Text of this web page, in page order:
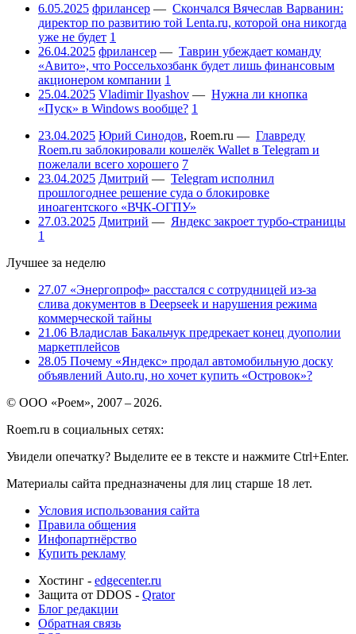
6.05.2025 фрилансер — Скончался Вячеслав Варванин:
директор по развитию той Lenta.ru, которой она никогда
уже не будет 1
26.04.2025 фрилансер — Таврин убеждает команду
«Авито», что Россельхозбанк будет лишь финансовым
акционером компании 1
25.04.2025 Vladimir Ilyashov — Нужна ли кнопка
«Пуск» в Windows вообще? 1
23.04.2025 Юрий Синодов, Roem.ru — Главреду
Roem.ru заблокировали кошелёк Wallet в Telegram и
пожелали всего хорошего 7
23.04.2025 Дмитрий — Telegram исполнил
прошлогоднее решение суда о блокировке
иноагентского «ВЧК-ОГПУ»
27.03.2025 Дмитрий — Яндекс закроет турбо-страницы
1
Лучшее за неделю
27.07 «Энергопроф» расстался с сотрудницей из-за
слива документов в Deepseek и нарушения режима
коммерческой тайны
21.06 Владислав Бакальчук предрекает конец дуополии
маркетплейсов
28.05 Почему «Яндекс» продал автомобильную доску
объявлений Auto.ru, но хочет купить «Островок»?
© ООО «Роем», 2007 – 2026.
Roem.ru в социальных сетях:
Увидели опечатку? Выделите ее в тексте и нажмите Ctrl+Enter.
Материалы сайта предназначены для лиц старше 18 лет.
Условия использования сайта
Правила общения
Инфопартнёрство
Купить рекламу
Хостинг - edgecenter.ru
Защита от DDOS - Qrator
Блог редакции
Обратная связь